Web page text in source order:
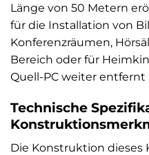
Länge von 50 Metern
für die Installation von
Konferenzräumen,
Bereich oder für
Quell-PC weiter
Technische
Die Konstruktion dieses